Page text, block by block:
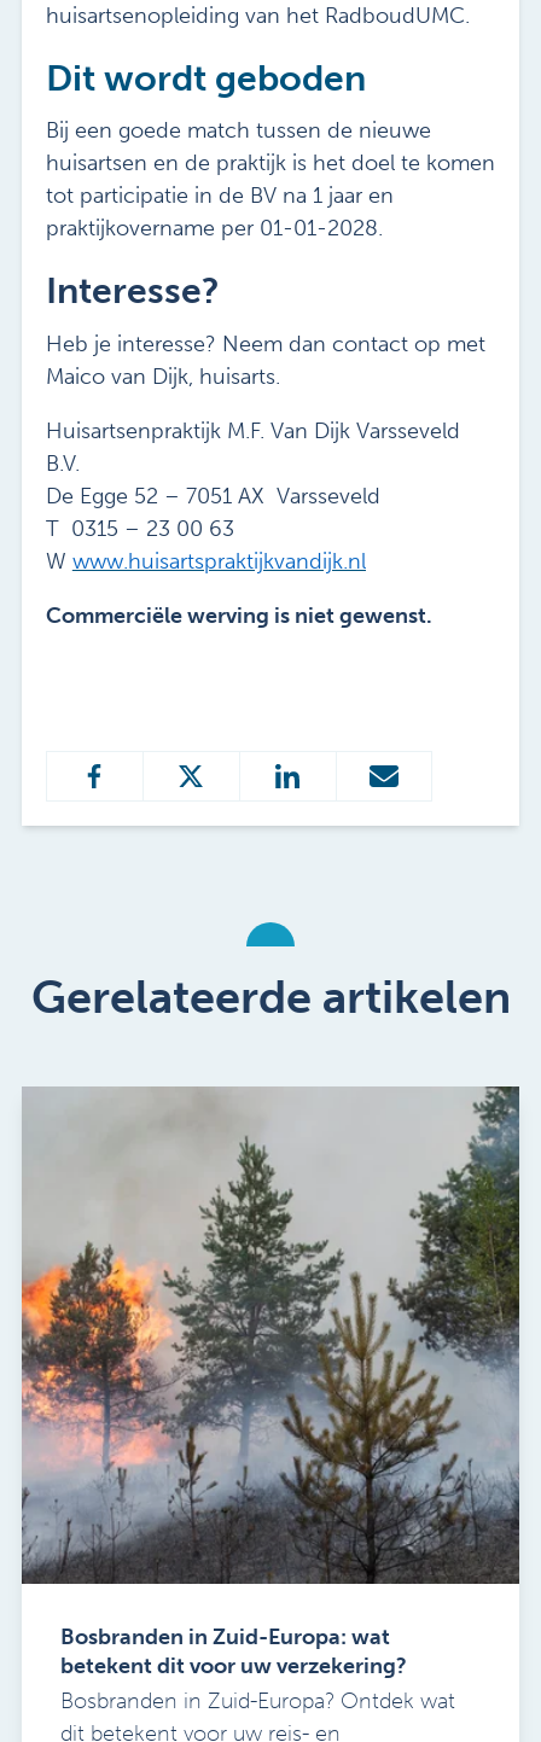
huisartsenopleiding van het RadboudUMC.
Dit wordt geboden
Bij een goede match tussen de nieuwe
huisartsen en de praktijk is het doel te komen
tot participatie in de BV na 1 jaar en
praktijkovername per 01-01-2028.
Interesse?
Heb je interesse? Neem dan contact op met
Maico van Dijk, huisarts.
Huisartsenpraktijk M.F. Van Dijk Varsseveld
B.V.
De Egge 52 – 7051 AX Varsseveld
T 0315 – 23 00 63
W www.huisartspraktijkvandijk.nl
Commerciële werving is niet gewenst.
Gerelateerde artikelen
Bosbranden in Zuid-Europa: wat
betekent dit voor uw verzekering?
Bosbranden in Zuid-Europa? Ontdek wat
dit betekent voor uw reis- en